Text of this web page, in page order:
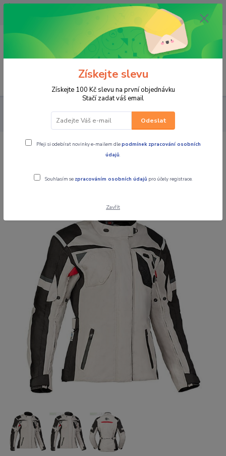
OPAVA 733537099/HLUČÍN
734541648/OLOMOUC 734593593
0,00 CZK
PRO JEZDCE BUNDY DÁMSKÉ TEXTILNÍ
MBW Dámská
textilní moto bunda KATNISS
MBW Dámská textilní moto bunda
Získejte slevu
Získejte 100 Kč slevu na první objednávku
Stačí zadat váš email
Odeslat
Přeji si odebírat novinky e-mailem dlepodmínek zpracování osobních
údajů.
Souhlasím se zpracováním osobních údajů pro účely registrace.
Zavřít